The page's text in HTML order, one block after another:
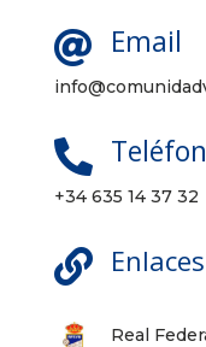
 Email

+34 635 14 37 32

Real